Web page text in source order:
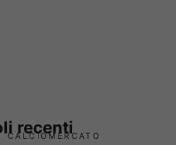
recenti
CALCIOMERCATO